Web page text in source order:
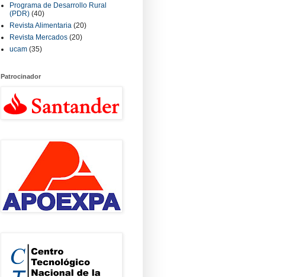
Programa de Desarrollo Rural
(PDR) (40)
Revista Alimentaria (20)
Revista Mercados (20)
ucam (35)
Patrocinador